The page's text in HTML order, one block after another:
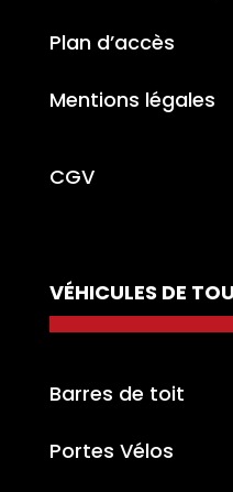
Plan d’accès
Mentions légales
CGV
VÉHICULES DE
Barres de toit
Portes Vélos